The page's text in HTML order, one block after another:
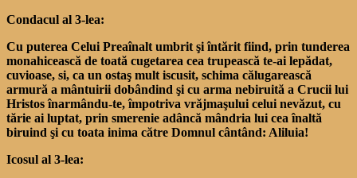
Condacul al 3-lea:
Cu puterea Celui Preaînalt umbrit şi întărit fiind, prin tunderea
monahicească de toată cugetarea cea trupească te-ai lepădat,
cuvioase, si, ca un ostaş mult iscusit, schima călugarească
armură a mântuirii dobândind şi cu arma nebiruită a Crucii lui
Hristos înarmându-te, împotriva vrăjmaşului celui nevăzut, cu
tărie ai luptat, prin smerenie adâncă mândria lui cea înaltă
biruind şi cu toata inima către Domnul cântând: Aliluia!
Icosul al 3-lea: